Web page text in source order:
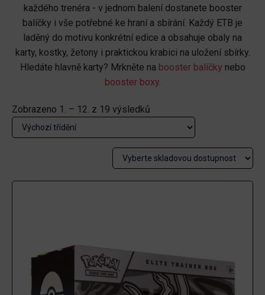
každého trenéra - v jednom balení dostanete booster
balíčky i vše potřebné ke hraní a sbírání. Každý ETB je
laděný do motivu konkrétní edice a obsahuje obaly na
karty, kostky, žetony i praktickou krabici na uložení sbírky.
Hledáte hlavně karty? Mrkněte na booster balíčky nebo
booster boxy.
Zobrazeno 1. – 12. z 19 výsledků